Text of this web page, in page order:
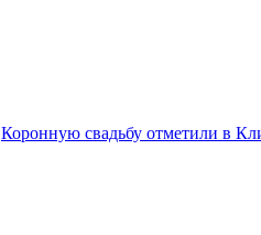
Коронную свадьбу отметили в